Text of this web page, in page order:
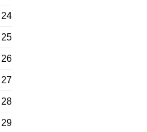
24
25
26
27
28
29